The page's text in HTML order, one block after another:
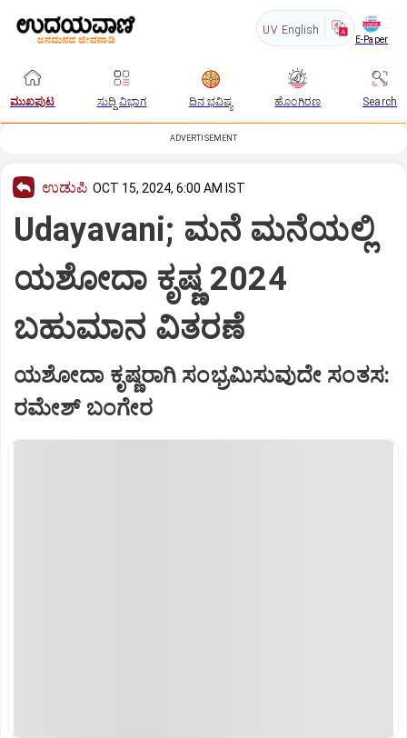
UV English
E-Paper
ಮುಖಪುಟ ಸುದ್ದಿ ವಿಭಾಗ ದಿನ ಭವಿಷ್ಯ ಹೊಂಗಿರಣ Search
ADVERTISEMENT
ಉಡುಪಿ OCT 15, 2024, 6:00 AM IST
Udayavani; ಮನೆ ಮನೆಯಲ್ಲಿ
ಯಶೋದಾ ಕೃಷ್ಣ 2024
ಬಹುಮಾನ ವಿತರಣೆ
ಯಶೋದಾ ಕೃಷ್ಣರಾಗಿ ಸಂಭ್ರಮಿಸುವುದೇ ಸಂತಸ:
ರಮೇಶ್‌ ಬಂಗೇರ